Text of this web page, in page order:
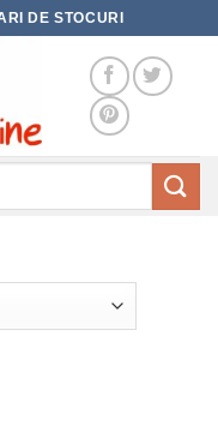
DE STOCURI